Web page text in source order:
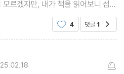
르겠지만, 내가 책을 읽어보니 섬세
까? - 지극히 개인적인 의견이다 ^
그 소녀의
4 댓글 1